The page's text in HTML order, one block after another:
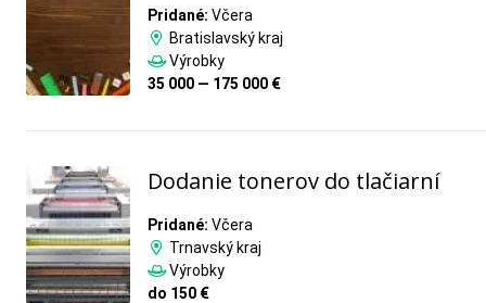
Pridané: Včera
Bratislavský kraj
Výrobky
35 000 — 175 000 €
Dodanie tonerov do tlačiarní
Pridané: Včera
Trnavský kraj
Výrobky
do 150 €